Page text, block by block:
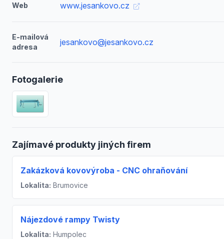
Web www.jesankovo.cz
E-mailová
adresa
jesankovo@jesankovo.cz
Fotogalerie
Zajímavé produkty jiných firem
Zakázková kovovýroba - CNC ohraňování
Lokalita: Brumovice
Nájezdové rampy Twisty
Lokalita: Humpolec